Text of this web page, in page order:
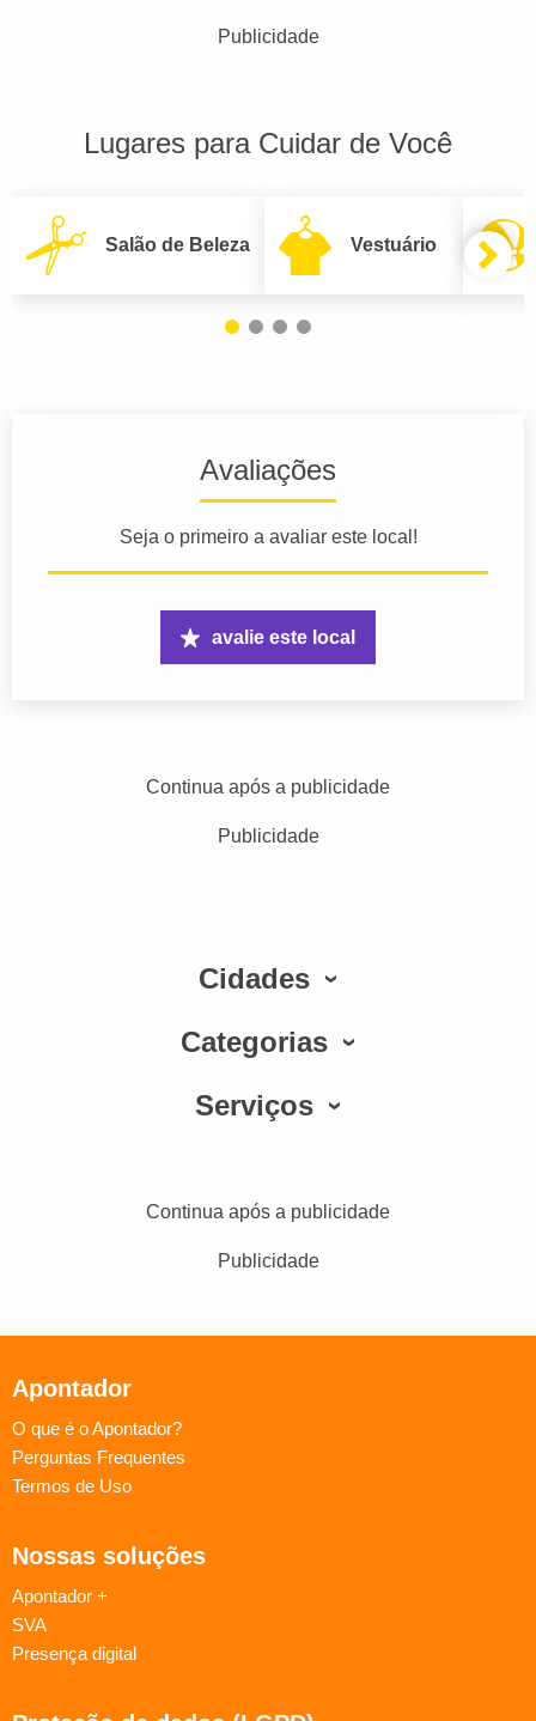
Publicidade
Lugares para Cuidar de Você
Salão de Beleza Vestuário
Avaliações
Seja o primeiro a avaliar este local!
avalie este local
Continua após a publicidade
Publicidade
Cidades
Categorias
Serviços
Continua após a publicidade
Publicidade
Apontador
O que é o Apontador?
Perguntas Frequentes
Termos de Uso
Nossas soluções
Apontador +
SVA
Presença digital